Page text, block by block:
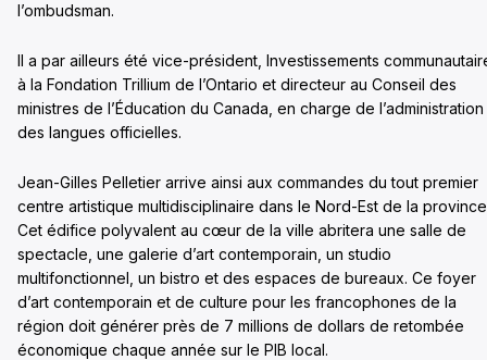
l’ombudsman.
Il a par ailleurs été vice-président, Investissements
à la Fondation Trillium de l’Ontario et directeur au Conseil des
ministres de l’Éducation du Canada, en charge de
des langues officielles.
Jean-Gilles Pelletier arrive ainsi aux commandes du tout premier
centre artistique multidisciplinaire dans le Nord-Est de la
Cet édifice polyvalent au cœur de la ville abritera une salle de
spectacle, une galerie d’art contemporain, un studio
multifonctionnel, un bistro et des espaces de bureaux. Ce foyer
d’art contemporain et de culture pour les francophones de la
région doit générer près de 7 millions de dollars de retombée
économique chaque année sur le PIB local.